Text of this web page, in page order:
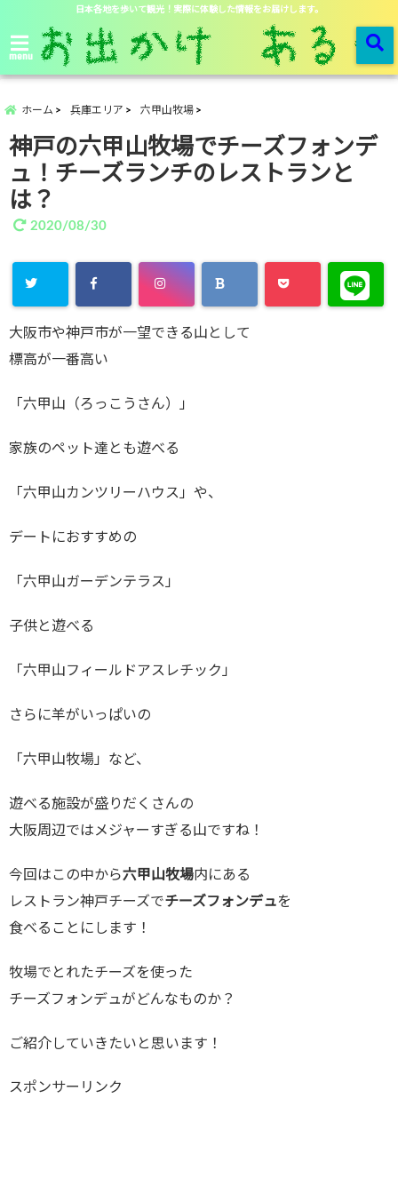
日本各地を歩いて観光！実際に体験した情報をお届けします。
menu
ホーム 兵庫エリア 六甲山牧場
神戸の六甲山牧場でチーズフォンデ
ュ！チーズランチのレストランと
は？
2020/08/30
大阪市や神戸市が一望できる山として
標高が一番高い
「六甲山（ろっこうさん）」
家族のペット達とも遊べる
「六甲山カンツリーハウス」や、
デートにおすすめの
「六甲山ガーデンテラス」
子供と遊べる
「六甲山フィールドアスレチック」
さらに羊がいっぱいの
「六甲山牧場」など、
遊べる施設が盛りだくさんの
大阪周辺ではメジャーすぎる山ですね！
今回はこの中から六甲山牧場内にある
レストラン神戸チーズでチーズフォンデュを
食べることにします！
牧場でとれたチーズを使った
チーズフォンデュがどんなものか？
ご紹介していきたいと思います！
スポンサーリンク